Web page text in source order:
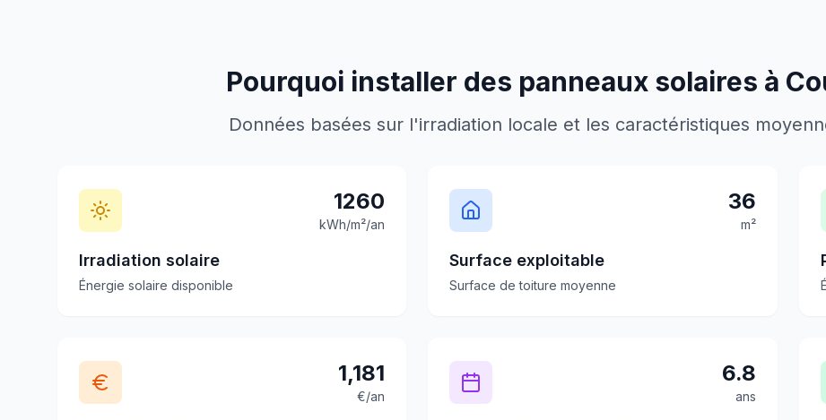
Pourquoi installer des panneaux solaires à
Données basées sur l'irradiation locale et les caractéristiques
1260
kWh/m²/an
Irradiation solaire
Énergie solaire disponible
36
m²
Surface exploitable
Surface de toiture moyenne
1,181
€/an
6.8
ans